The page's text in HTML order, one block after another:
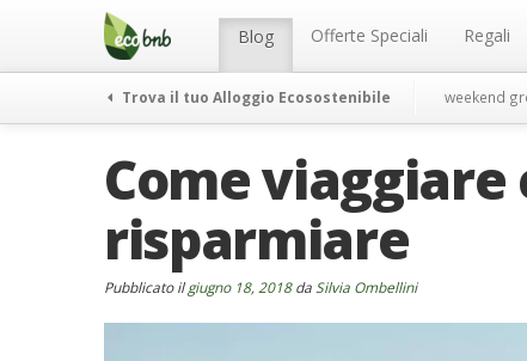
Menu Blog Offerte Speciali Regali
Trova il tuo Alloggio Ecosostenibile weekend
Come viaggiare
risparmiare
Pubblicato ilgiugno 18, 2018da Silvia Ombellini